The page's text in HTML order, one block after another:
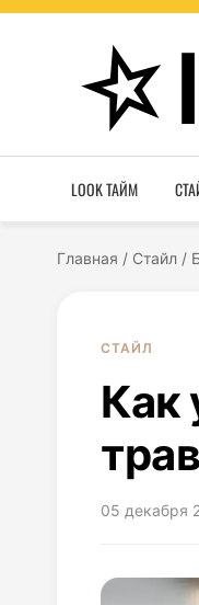
LOOK ТАЙМ
Главная / Стайл /
СТАЙЛ
Как
05 декабря